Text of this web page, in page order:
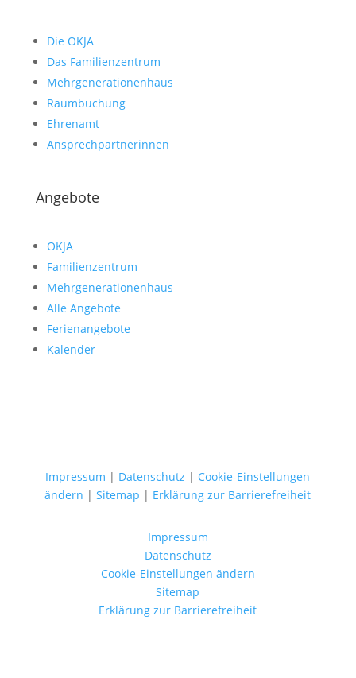
Die OKJA
Das Familienzentrum
Mehrgenerationenhaus
Raumbuchung
Ehrenamt
Ansprechpartnerinnen
Angebote
OKJA
Familienzentrum
Mehrgenerationenhaus
Alle Angebote
Ferienangebote
Kalender
Impressum | Datenschutz | Cookie-Einstellungen
ändern |Sitemap | Erklärung zur Barrierefreiheit
Impressum
Datenschutz
Cookie-Einstellungen ändern
Sitemap
Erklärung zur Barrierefreiheit